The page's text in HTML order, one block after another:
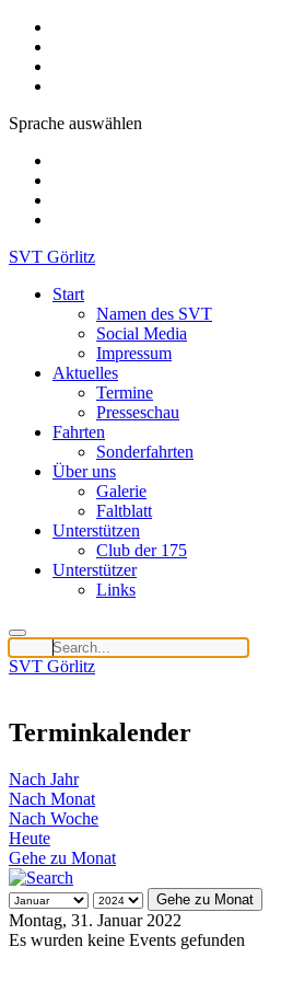
Sprache auswählen
SVT Görlitz
Start
Namen des SVT
Social Media
Impressum
Aktuelles
Termine
Presseschau
Fahrten
Sonderfahrten
Über uns
Galerie
Faltblatt
Unterstützen
Club der 175
Unterstützer
Links
SVT Görlitz
Terminkalender
Nach Jahr
Nach Monat
Nach Woche
Heute
Gehe zu Monat
Gehe zu Monat
Montag, 31. Januar 2022
Es wurden keine Events gefunden